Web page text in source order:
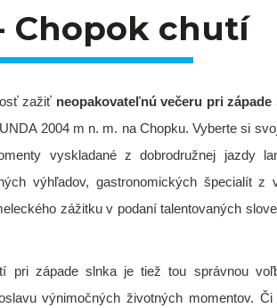
Chopok chutí
zažiť neopakovateľnú večeru pri západe
2004 m n. m. na Chopku. Vyberte si
vyskladané z dobrodružnej jazdy
výhľadov, gastronomických špecialít z
zážitku v podaní talentovaných
pri západe slnka je tiež tou správnou
výnimočných životných momentov.